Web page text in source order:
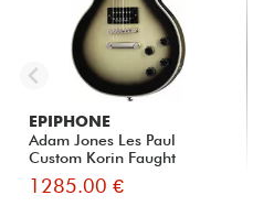
EPIPHONE
Adam Jones Les Paul
Custom Korin Faught
Sensation ...
1285.00 €